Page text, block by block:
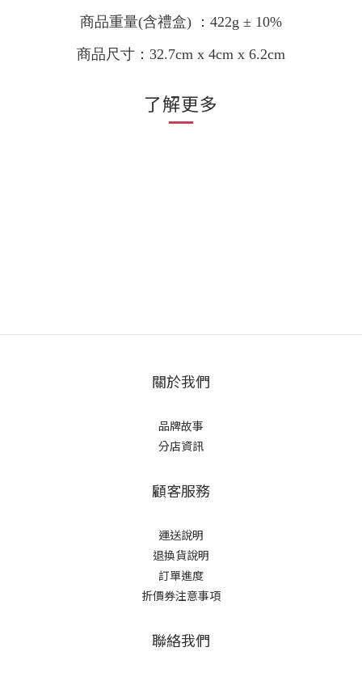
商品重量(含禮盒)
：422g ± 10%
商品尺寸：32.7cm x 4cm x 6.2cm
了解更多
關於我們
品牌故事
分店資訊
顧客服務
運送說明
退換貨說明
訂單進度
折價券注意事項
聯絡我們